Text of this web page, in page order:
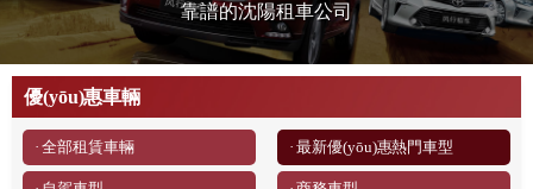
靠譜的沈陽租車公司
優(yōu)惠車輛
· 全部租賃車輛 · 最新優(yōu)惠熱門車型